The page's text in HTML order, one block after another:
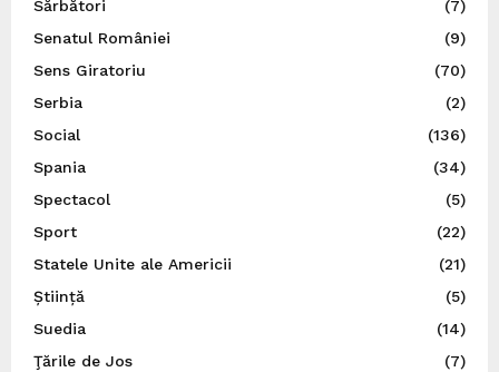
Sărbători
(7)
Senatul României
(9)
Sens Giratoriu
(70)
Serbia
(2)
Social
(136)
Spania
(34)
Spectacol
(5)
Sport
(22)
Statele Unite ale Americii
(21)
Știință
(5)
Suedia
(14)
Ţările de Jos
(7)